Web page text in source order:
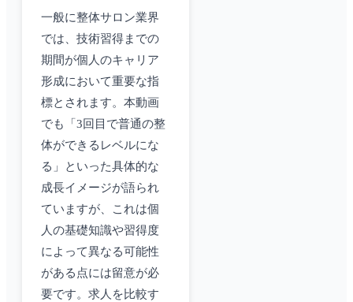
一般に整体サロン業界
では、技術習得までの
期間が個人のキャリア
形成において重要な指
標とされます。本動画
でも「3回目で普通の整
体ができるレベルにな
る」といった具体的な
成長イメージが語られ
ていますが、これは個
人の基礎知識や習得度
によって異なる可能性
がある点には留意が必
要です。求人を比較す